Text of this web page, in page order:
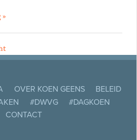
OVER KOEN GEENS
BELEID
#DWVG
#DAGKOEN
CONTACT